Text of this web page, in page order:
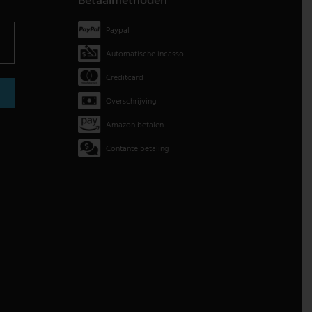
Paypal
Automatische incasso
Creditcard
Overschrijving
Amazon betalen
Contante betaling